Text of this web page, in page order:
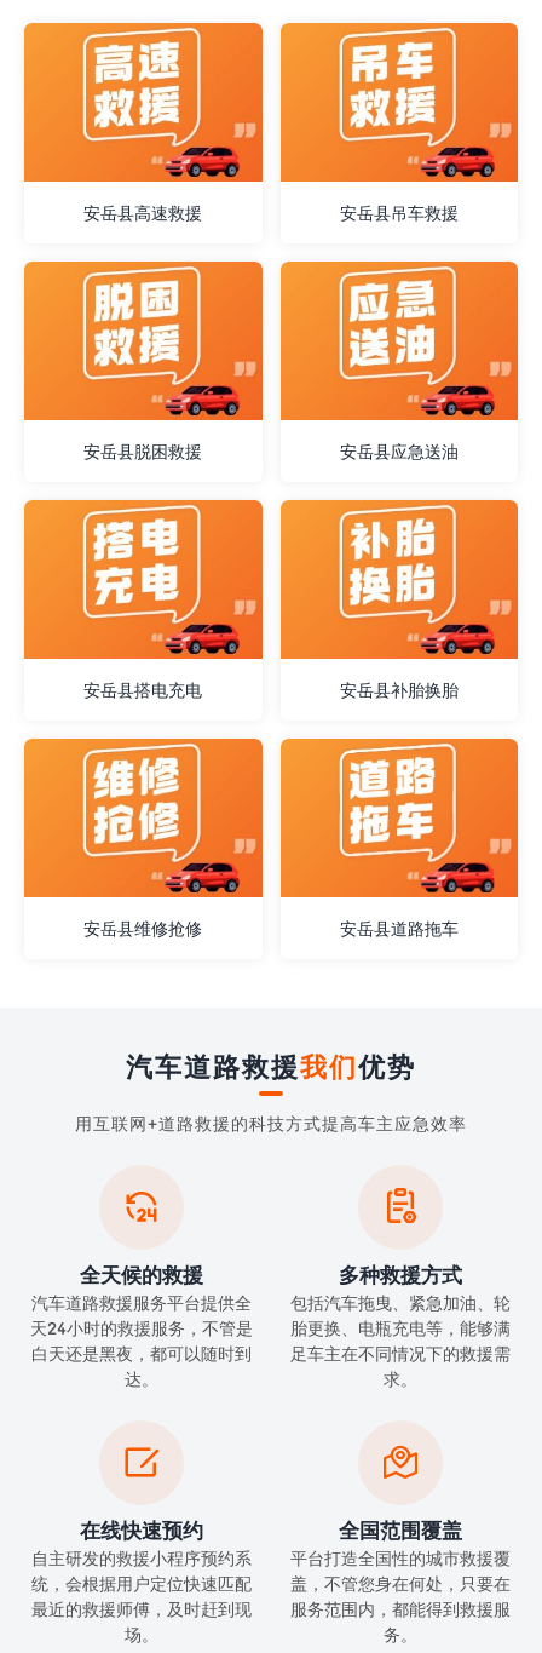
安岳县高速救援 安岳县吊车救援
安岳县脱困救援 安岳县应急送油
安岳县搭电充电 安岳县补胎换胎
安岳县维修抢修 安岳县道路拖车
汽车道路救援我们优势
用互联网+道路救援的科技方式提高车主应急效率

全天候的救援
汽车道路救援服务平台提供全
天24小时的救援服务，不管是
白天还是黑夜，都可以随时到
达。

多种救援方式
包括汽车拖曳、紧急加油、轮
胎更换、电瓶充电等，能够满
足车主在不同情况下的救援需
求。

在线快速预约
自主研发的救援小程序预约系
统，会根据用户定位快速匹配
最近的救援师傅，及时赶到现
场。

全国范围覆盖
平台打造全国性的城市救援覆
盖，不管您身在何处，只要在
服务范围内，都能得到救援服
务。